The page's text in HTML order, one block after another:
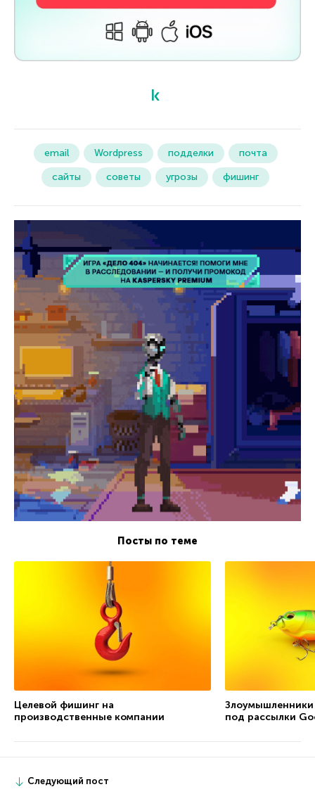
email Wordpress подделки
почта
сайты
советы угрозы фишинг
Посты по теме
Целевой фишинг на
производственные компании
под рассылки
Следующий пост